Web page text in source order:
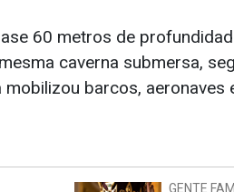
60 metros de
caverna submersa,
barcos, aeronaves
GENTE